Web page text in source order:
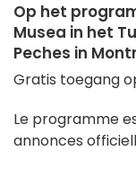
Op het
Musea in het
Peches in
Gratis toegang
Le programme
annonces